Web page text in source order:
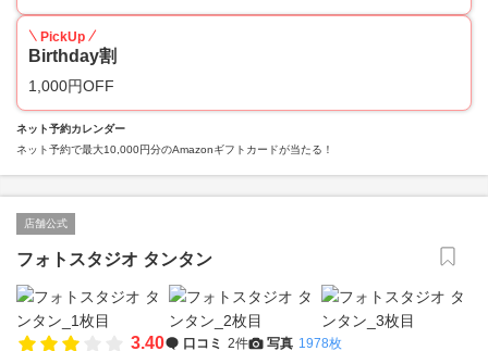
PickUp
Birthday割
1,000円OFF
ネット予約カレンダー
ネット予約で最大10,000円分のAmazonギフトカードが当たる！
店舗公式
フォトスタジオ タンタン
3.40 口コミ 2件 写真 1978枚